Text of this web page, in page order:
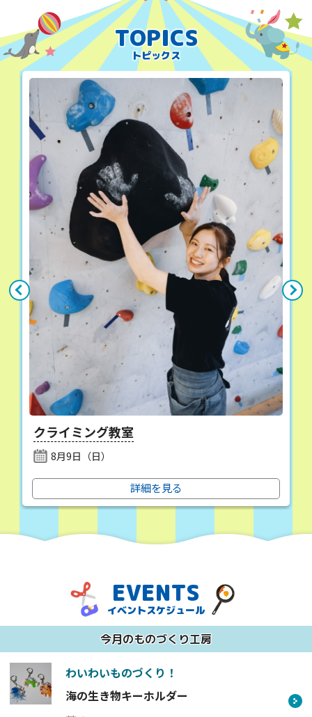
TOPICS
トピックス
クライミング教室
8月9日（日）
詳細を見る
EVENTS
イベントスケジュール
今月のものづくり工房
わいわいものづくり！
海の生き物キーホルダー